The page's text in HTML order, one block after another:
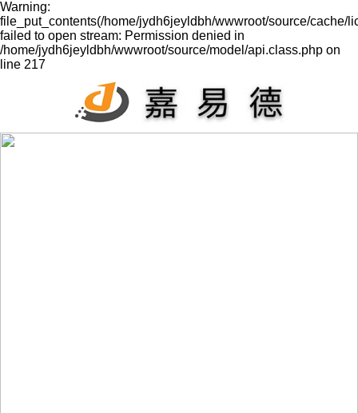
Warning:
file_put_contents(/home/jydh6jeyldbh/wwwroot/source/cache/
failed to open stream: Permission denied in
/home/jydh6jeyldbh/wwwroot/source/model/api.class.php on
line 217